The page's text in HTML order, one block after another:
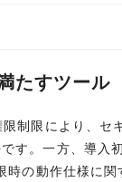
たすツール
制限により、セ
す。一方、導入
時の動作仕様に関